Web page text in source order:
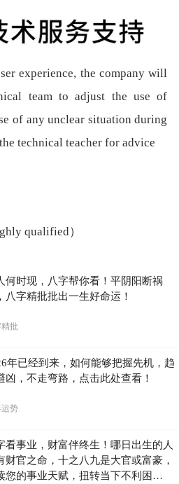
experience, the company will
team to adjust the use of
of any unclear situation during
technical teacher for advice
qualified）
何时现，八字帮你看！平阴阳断祸
八字精批批出一生好命运！
精批
年已经到来，如何能够把握先机，趋
凶，不走弯路，点击此处查看！
势
看事业，财富伴终生！哪日出生的人
财官之命，十之八九是大官或富豪，
您的事业天赋，扭转当下不利困